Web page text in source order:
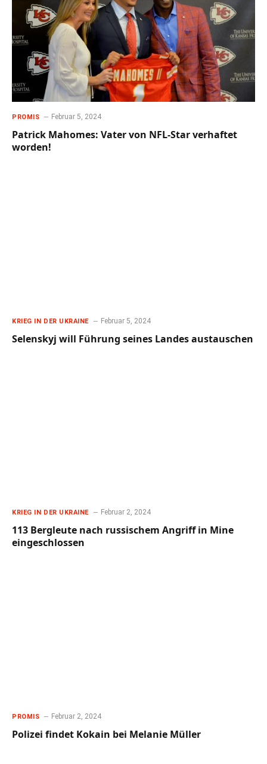
PROMIS Februar 5, 2024
Patrick Mahomes: Vater von NFL-Star verhaftet
worden!
KRIEG IN DER UKRAINE Februar 5, 2024
Selenskyj will Führung seines Landes austauschen
KRIEG IN DER UKRAINE Februar 2, 2024
113 Bergleute nach russischem Angriff in Mine
eingeschlossen
PROMIS Februar 2, 2024
Polizei findet Kokain bei Melanie Müller